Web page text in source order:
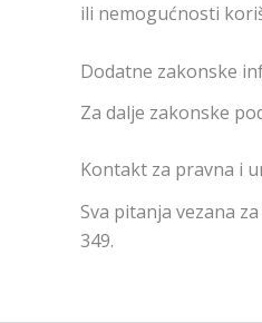
ili nemogućnosti
Dodatne zakonske
Za dalje zakonske
Kontakt za pravna i
Sva pitanja vezana
349.